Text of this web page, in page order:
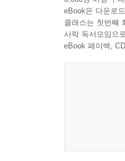
eBook은 다운로
클래스는 첫번째
사락 독서모임으
eBook 페이백,